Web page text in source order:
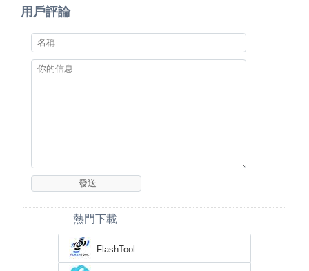
用戶評論
熱門下載
FlashTool